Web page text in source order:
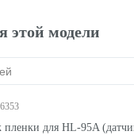
этой модели
пленки для HL-95A